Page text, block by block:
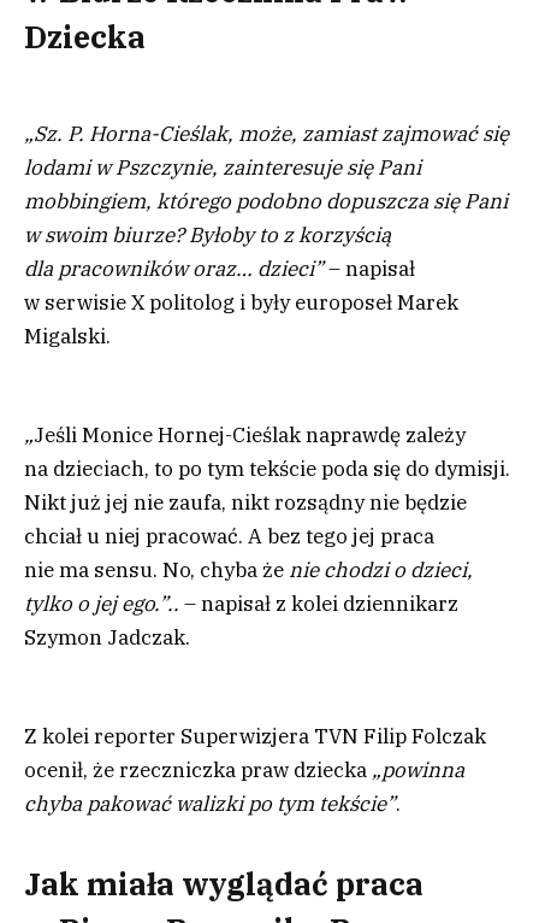
Dziecka
„Sz. P. Horna-Cieślak, może, zamiast zajmować się
lodami w Pszczynie, zainteresuje się Pani
mobbingiem, którego podobno dopuszcza się Pani
w swoim biurze? Byłoby to z korzyścią
dla pracowników oraz… dzieci”– napisał
w serwisie X politolog i były europoseł Marek
Migalski.
„Jeśli Monice Hornej-Cieślaknaprawdę zależy
na dzieciach, to po tym tekście poda się do dymisji.
Nikt już jej nie zaufa, nikt rozsądny nie będzie
chciał u niej pracować. A bez tego jej praca
nie ma sensu. No, chyba że nie chodzi o dzieci,
tylko o jej ego.”.. – napisał z kolei dziennikarz
Szymon Jadczak.
Z kolei reporter Superwizjera TVN Filip Folczak
ocenił, że rzeczniczka praw dziecka „powinna
chyba pakować walizki po tym tekście”.
Jak miała wyglądać praca